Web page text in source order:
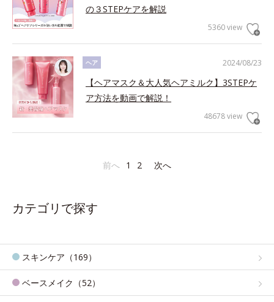
の３STEPケアを解説
5360 view
2024/08/23
ヘア
【ヘアマスク＆大人気ヘアミルク】3STEPケ
ア方法を動画で解説！
48678 view
前へ 1 2 次へ
カテゴリで探す
スキンケア（169）
ベースメイク（52）